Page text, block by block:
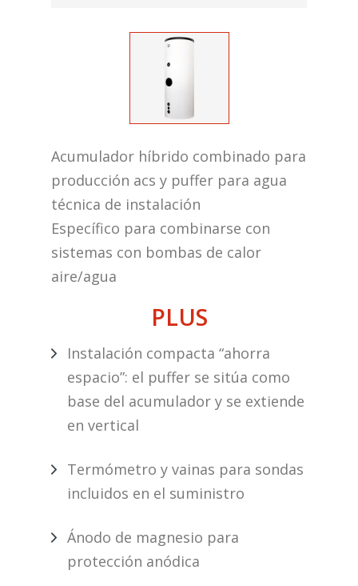
Acumulador híbrido combinado para
producción acs y puffer para agua
técnica de instalación
Específico para combinarse con
sistemas con bombas de calor
aire/agua
PLUS
Instalación compacta “ahorra
espacio”: el puffer se sitúa como
base del acumulador y se extiende
en vertical
Termómetro y vainas para sondas
incluidos en el suministro
Ánodo de magnesio para
protección anódica